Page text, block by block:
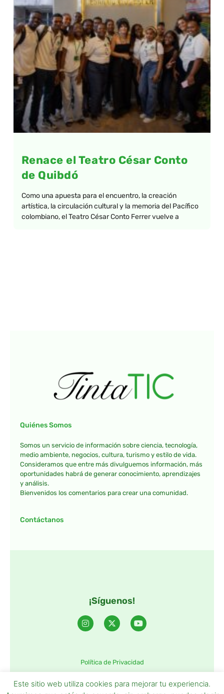
Renace el Teatro César Conto
de Quibdó
Como una apuesta para el encuentro, la creación
artística, la circulación cultural y la memoria del Pacífico
colombiano, el Teatro César Conto Ferrer vuelve a
Quiénes Somos
Somos un servicio de información sobre ciencia, tecnología,
medio ambiente, negocios, cultura, turismo y estilo de vida.
Consideramos que entre más divulguemos información, más
oportunidades habrá de generar conocimiento, aprendizajes
y análisis.
Bienvenidos los comentarios para crear una comunidad.
Contáctanos
¡Síguenos!
Política de Privacidad
Este sitio web utiliza cookies para mejorar tu experiencia.